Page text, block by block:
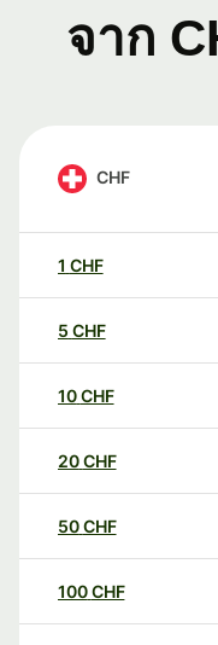
จาก
CHF
1 CHF
5 CHF
10CHF
20CHF
50CHF
100CHF